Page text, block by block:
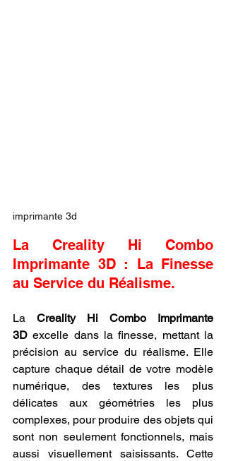
imprimante 3d
La Creality Hi Combo
Imprimante 3D : La Finesse
au Service du Réalisme.
La Creality Hi Combo Imprimante
3D excelle dans la finesse, mettant la
précision au service du réalisme. Elle
capture chaque détail de votre modèle
numérique, des textures les plus
délicates aux géométries les plus
complexes, pour produire des objets qui
sont non seulement fonctionnels, mais
aussi visuellement saisissants. Cette